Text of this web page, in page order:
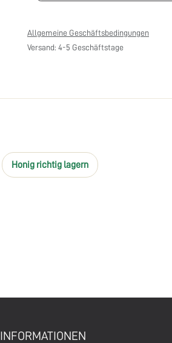
Allgemeine Geschäftsbedingungen
Versand: 4-5 Geschäftstage
Honig richtig lagern
INFORMATIONEN